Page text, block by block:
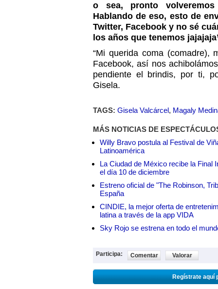
o sea, pronto
Hablando de eso, esto de
Twitter, Facebook y no sé
los años que tenemos
“Mi querida coma (comadre),
Facebook, así nos
pendiente el brindis, por ti,
Gisela.
TAGS: Gisela Valcárcel, Magaly
MÁS NOTICIAS DE
Willy Bravo postula al Festival de
Latinoamérica
La Ciudad de México recibe la Final
el día 10 de diciembre
Estreno oficial de "The Robinson,
España
CINDIE, la mejor oferta de
latina a través de la app VIDA
Sky Rojo se estrena en todo el
Participa: Comentar Valorar
Regístrate aquí